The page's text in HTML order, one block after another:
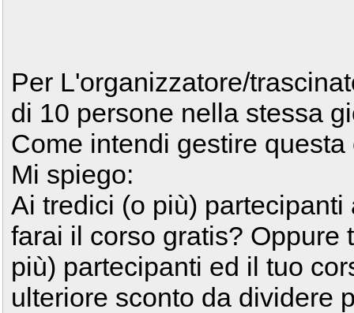
Per L'organizzatore/
di 10 persone nella stessa
Come intendi gestire questa
Mi spiego:
Ai tredici (o più)
farai il corso gratis? Oppure
più) partecipanti ed il tuo
ulteriore sconto da dividere